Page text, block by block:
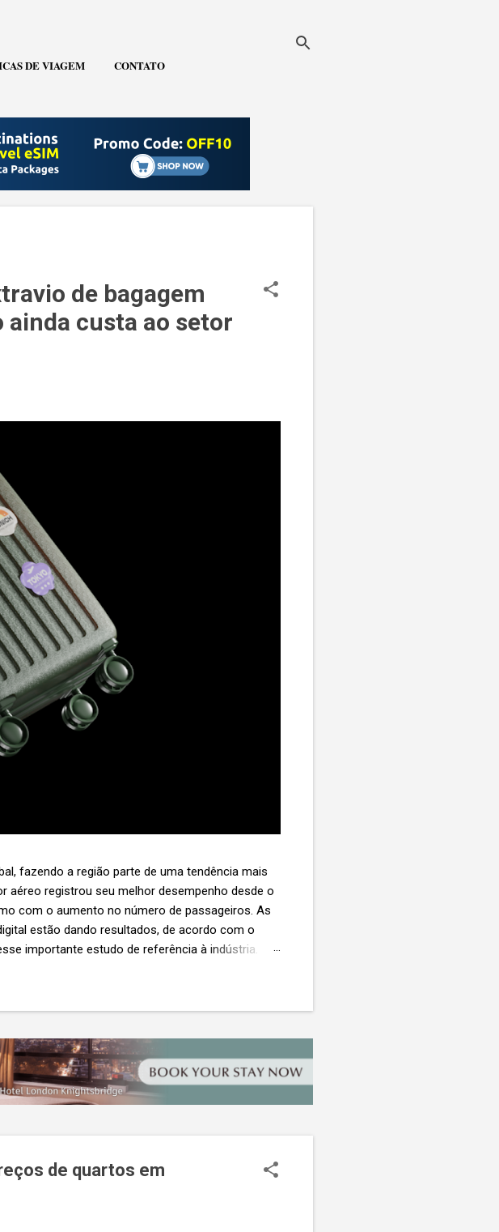
DE VIAGEM CONTATO
de bagagem
ainda custa ao setor
fazendo a região parte de uma tendência mais
aéreo registrou seu melhor desempenho desde o
com o aumento no número de passageiros. As
estão dando resultados, de acordo com o
importante estudo de referência à indústria. (©
anula o lucro de mais de 30 assentos vendidos,
de quartos em